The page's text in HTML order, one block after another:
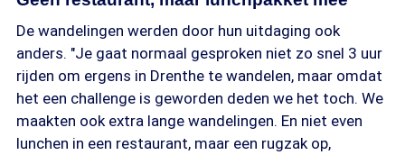
De wandelingen werden door hun uitdaging ook
anders. "Je gaat normaal gesproken niet zo snel 3 uur
rijden om ergens in Drenthe te wandelen, maar omdat
het een challenge is geworden deden we het toch. We
maakten ook extra lange wandelingen. En niet even
lunchen in een restaurant, maar een rugzak op,